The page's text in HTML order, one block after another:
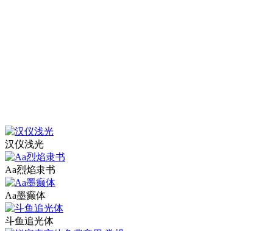
汉仪浅光
Aa烈焰隶书
Aa墨癫体
斗鱼追光体